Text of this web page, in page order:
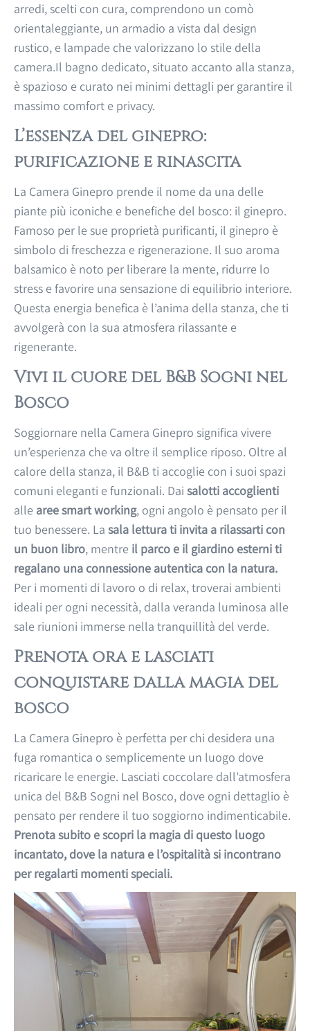
arredi, scelti con cura, comprendono un comò
orientaleggiante, un armadio a vista dal design
rustico, e lampade che valorizzano lo stile della
camera.Il bagno dedicato, situato accanto alla stanza,
è spazioso e curato nei minimi dettagli per garantire il
massimo comfort e privacy.
L’essenza del ginepro:
purificazione e rinascita
La Camera Ginepro prende il nome da una delle
piante più iconiche e benefiche del bosco: il ginepro.
Famoso per le sue proprietà purificanti, il ginepro è
simbolo di freschezza e rigenerazione. Il suo aroma
balsamico è noto per liberare la mente, ridurre lo
stress e favorire una sensazione di equilibrio interiore.
Questa energia benefica è l’anima della stanza, che ti
avvolgerà con la sua atmosfera rilassante e
rigenerante.
Vivi il cuore del B&B Sogni nel
Bosco
Soggiornare nella Camera Ginepro significa vivere
un’esperienza che va oltre il semplice riposo. Oltre al
calore della stanza, il B&B ti accoglie con i suoi spazi
comuni eleganti e funzionali. Dai salotti accoglienti
alle aree smart working, ogni angolo è pensato per il
tuo benessere. La sala lettura ti invita a rilassarti con
un buon libro, mentre il parco e il giardino esterni ti
regalano una connessione autentica con la natura.
Per i momenti di lavoro o di relax, troverai ambienti
ideali per ogni necessità, dalla veranda luminosa alle
sale riunioni immerse nella tranquillità del verde.
Prenota ora e lasciati
conquistare dalla magia del
bosco
La Camera Ginepro è perfetta per chi desidera una
fuga romantica o semplicemente un luogo dove
ricaricare le energie. Lasciati coccolare dall’atmosfera
unica del B&B Sogni nel Bosco, dove ogni dettaglio è
pensato per rendere il tuo soggiorno indimenticabile.
Prenota subito e scopri la magia di questo luogo
incantato, dove la natura e l’ospitalità si incontrano
per regalarti momenti speciali.